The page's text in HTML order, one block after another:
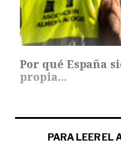
Por qué España
propia…
PARA LEER EL